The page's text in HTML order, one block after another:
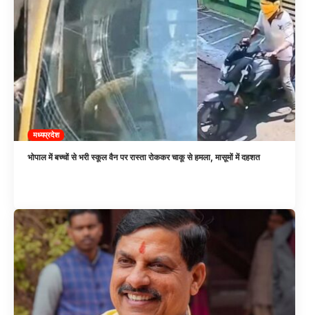
मध्यप्रदेश
भोपाल में बच्चों से भरी स्कूल वैन पर रास्ता रोककर चाकू से हमला, मासूमों में दहशत